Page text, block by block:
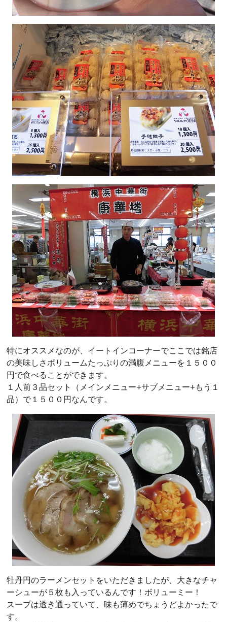
特にオススメなのが、イートインコーナーでここでは銘店
の美味しさボリュームたっぷりの満腹メニューを１５００
円で食べることができます。
１人前３品セット（メインメニュー+サブメニュー+もう１
品）で１５００円なんです。
牡丹円のラーメンセットをいただきましたが、大きなチャ
ーシューが５枚も入っているんです！ボリューミー！
スープは透き通っていて、味も薄めでちょうどよかったで
す。